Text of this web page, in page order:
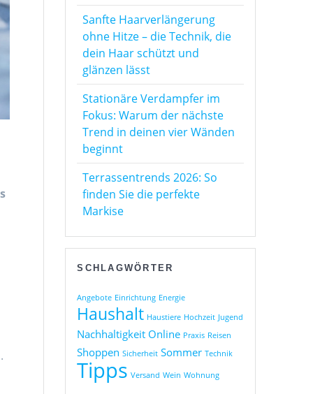
Sanfte Haarverlängerung
ohne Hitze – die Technik, die
dein Haar schützt und
glänzen lässt
Stationäre Verdampfer im
Fokus: Warum der nächste
Trend in deinen vier Wänden
beginnt
Terrassentrends 2026: So
finden Sie die perfekte
Markise
SCHLAGWÖRTER
Angebote Einrichtung Energie
Haushalt Haustiere Hochzeit Jugend
Nachhaltigkeit Online Praxis Reisen
Shoppen Sicherheit Sommer Technik
Tipps Versand Wein Wohnung